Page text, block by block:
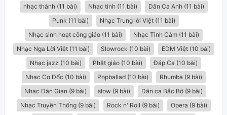
nhạc thánh (11 bài)
Nhạc tình (11 bài)
Dân Ca Anh (11 bài)
Punk (11 bài)
Nhạc Trung lời Việt (11 bài)
Nhạc sinh hoạt công giáo (11 bài)
Nhạc Tình Cảm (11 bài)
Nhạc Nga Lời Việt (11 bài)
Slowrock (10 bài)
EDM Việt (10 bài)
Nhạc jazz (10 bài)
Phật giáo (10 bài)
Đáp Ca (10 bài)
Nhạc Cơ Đốc (10 bài)
Popballad (10 bài)
Rhumba (9 bài)
Nhạc Dân Gian (9 bài)
slow (9 bài)
Dân ca Bắc Bộ (9 bài)
Nhạc Truyền Thống (9 bài)
Rock n' Roll (9 bài)
Opera (9 bài)